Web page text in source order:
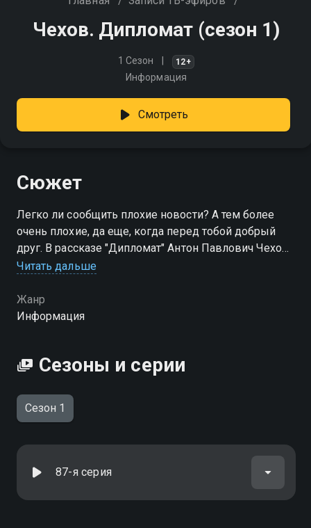
Чехов. Дипломат (сезон 1)
1 Сезон 12+
Информация
Смотреть
Сюжет
Легко ли сообщить плохие новости? А тем более
очень плохие, да еще, когда перед тобой добрый
друг. В рассказе "Дипломат" Антон Павлович Чехов
доверил это деликатное дело военному человеку:
Посмотреть онлайн 1 сезон сериала Чехов.
Читать дальше
Жанр
Информация
Сезоны и серии
Сезон 1
87-я серия